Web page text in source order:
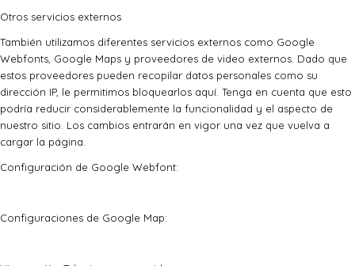
Otros servicios externos
También utilizamos diferentes servicios externos como Google
Webfonts, Google Maps y proveedores de video externos. Dado que
estos proveedores pueden recopilar datos personales como su
dirección IP, le permitimos bloquearlos aquí. Tenga en cuenta que esto
podría reducir considerablemente la funcionalidad y el aspecto de
nuestro sitio. Los cambios entrarán en vigor una vez que vuelva a
cargar la página.
Configuración de Google Webfont:
Configuraciones de Google Map: